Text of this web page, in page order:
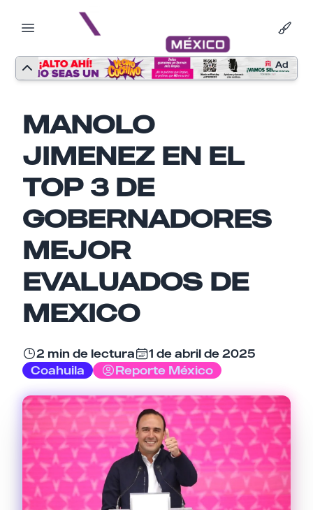
Ad
MANOLO
JIMENEZ EN EL
TOP 3 DE
GOBERNADORES
MEJOR
EVALUADOS DE
MEXICO
2 min de lectura
1 de abril de 2025
Coahuila
Reporte México
Email
Tu comentario